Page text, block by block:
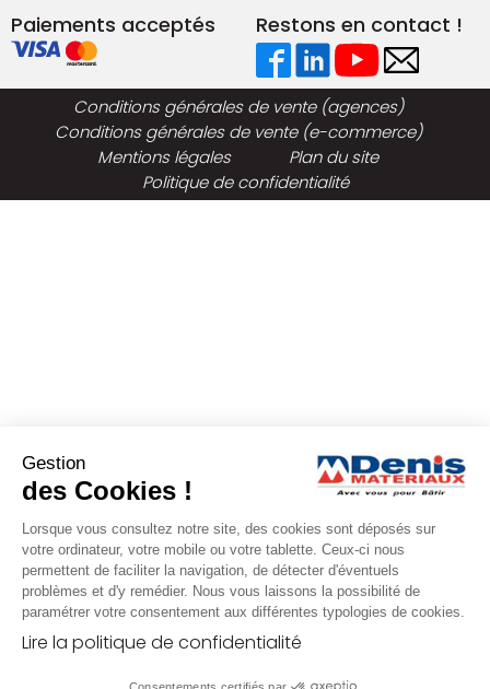
Paiements acceptés Restons en contact !
Conditions générales de vente (agences)
Conditions générales de vente (e-commerce)
Mentions légales
Plan du site
Politique de confidentialité
Gestion
des Cookies !
Lorsque vous consultez notre site, des cookies sont déposés sur
votre ordinateur, votre mobile ou votre tablette. Ceux-ci nous
permettent de faciliter la navigation, de détecter d'éventuels
problèmes et d'y remédier. Nous vous laissons la possibilité de
paramétrer votre consentement aux différentes typologies de cookies.
Lire la politique de confidentialité
Consentements certifiés par